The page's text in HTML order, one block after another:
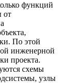
функций
от
По этой
инженерной
проекта.
схемы
узлы